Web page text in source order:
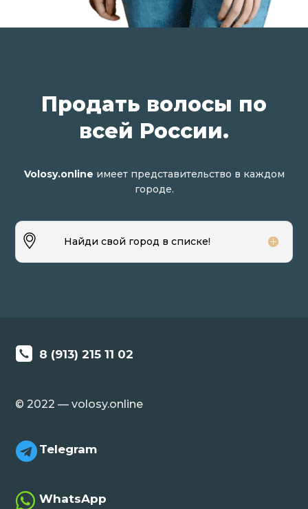
Продать волосы по
всей России.
Volosy.online имеет представительство в каждом
городе.
Найди свой город в списке!
8 (913) 215 11 02
© 2022 — volosy.online
 Telegram
 WhatsApp